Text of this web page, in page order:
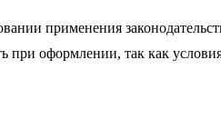
применения
при оформлении, так как